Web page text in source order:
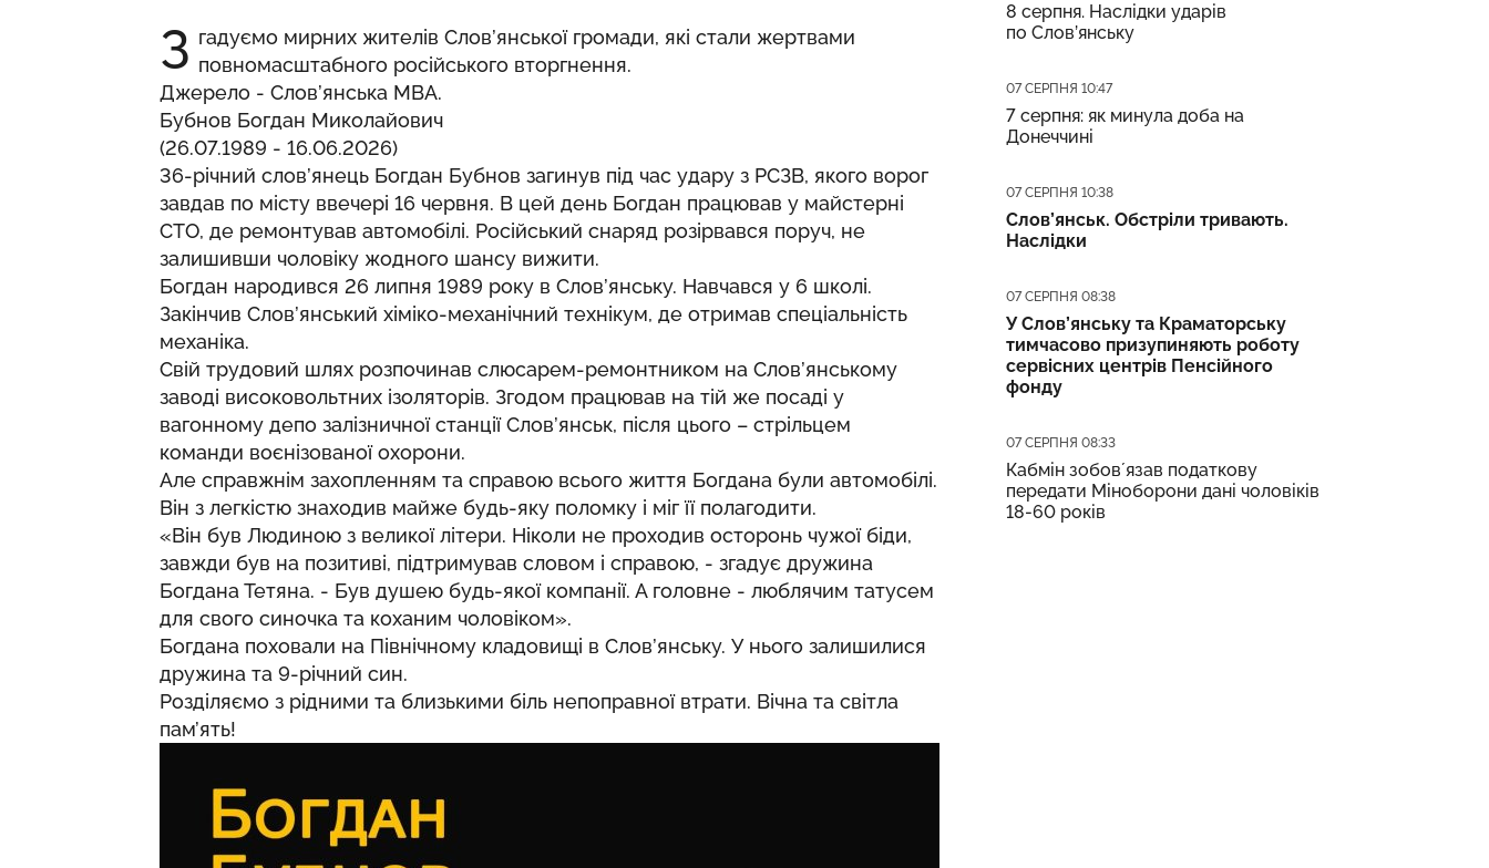
З гадуємо мирних жителів Слов’янської громади, які стали жертвами
повномасштабного російського вторгнення.
Джерело - Слов’янська МВА.
Бубнов Богдан Миколайович
(26.07.1989 - 16.06.2026)
36-річний слов’янець Богдан Бубнов загинув під час удару з РСЗВ, якого ворог
завдав по місту ввечері 16 червня. В цей день Богдан працював у майстерні
СТО, де ремонтував автомобілі. Російський снаряд розірвався поруч, не
залишивши чоловіку жодного шансу вижити.
Богдан народився 26 липня 1989 року в Слов’янську. Навчався у 6 школі.
Закінчив Слов’янський хіміко-механічний технікум, де отримав спеціальність
механіка.
Свій трудовий шлях розпочинав слюсарем-ремонтником на Слов’янському
заводі високовольтних ізоляторів. Згодом працював на тій же посаді у
вагонному депо залізничної станції Слов’янськ, після цього – стрільцем
команди воєнізованої охорони.
Але справжнім захопленням та справою всього життя Богдана були автомобілі.
Він з легкістю знаходив майже будь-яку поломку і міг її полагодити.
«Він був Людиною з великої літери. Ніколи не проходив осторонь чужої біди,
завжди був на позитиві, підтримував словом і справою, - згадує дружина
Богдана Тетяна. - Був душею будь-якої компанії. А головне - люблячим татусем
для свого синочка та коханим чоловіком».
Богдана поховали на Північному кладовищі в Слов’янську. У нього залишилися
дружина та 9-річний син.
Розділяємо з рідними та близькими біль непоправної втрати. Вічна та світла
пам’ять!
8 серпня. Наслідки ударів
по Слов’янську
Дата публікації
07 СЕРПНЯ 10:47
7 серпня: як минула доба на
Донеччині
Дата публікації
07 СЕРПНЯ 10:38
Слов’янськ. Обстріли тривають.
Наслідки
Дата публікації
07 СЕРПНЯ 08:38
У Слов’янську та Краматорську
тимчасово призупиняють роботу
сервісних центрів Пенсійного
фонду
Дата публікації
07 СЕРПНЯ 08:33
Кабмін зобовʼязав податкову
передати Міноборони дані чоловіків
18-60 років